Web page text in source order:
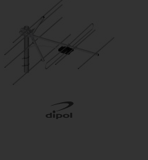
Do koszyka